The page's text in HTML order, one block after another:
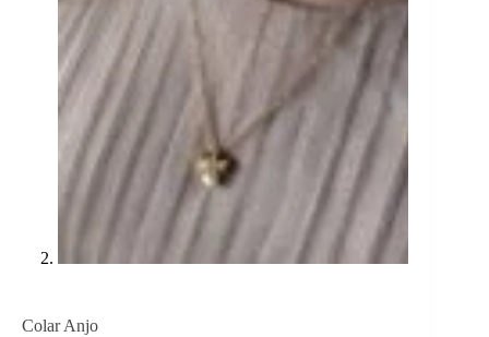
Colar Anjo